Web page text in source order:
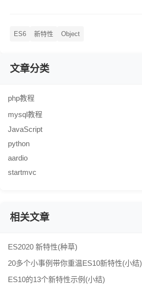
ES6 新特性 Object
文章分类
php教程
mysql教程
JavaScript
python
aardio
startmvc
相关文章
ES2020 新特性(种草)
20多个小事例带你重温ES10新特性(小结)
ES10的13个新特性示例(小结)